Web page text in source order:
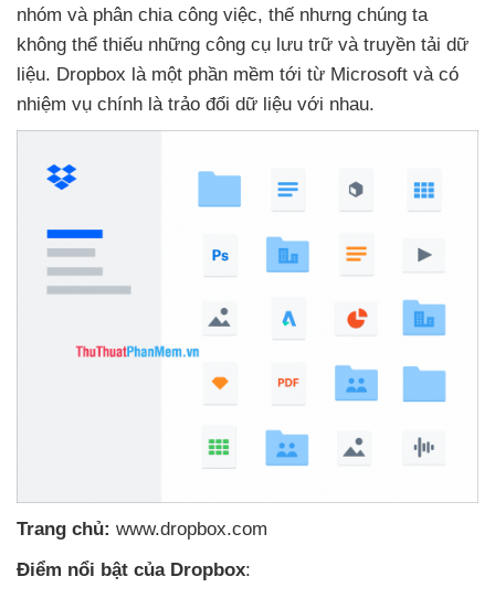
nhóm và phân chia công việc, thế nhưng chúng ta
không thể thiếu những công cụ lưu trữ và truyền tải dữ
liệu. Dropbox là một phần mềm tới từ Microsoft và có
nhiệm vụ chính là trảo đổi dữ liệu với nhau.
Trang chủ: www.dropbox.com
Điểm nổi bật của Dropbox: